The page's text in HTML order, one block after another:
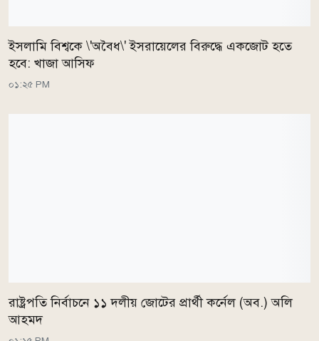
ইসলামি বিশ্বকে \'অবৈধ\' ইসরায়েলের বিরুদ্ধে একজোট হতে
হবে: খাজা আসিফ
০১:২৫ PM
রাষ্ট্রপতি নির্বাচনে ১১ দলীয় জোটের প্রার্থী কর্নেল (অব.) অলি
আহমদ